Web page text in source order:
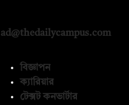
ad@thedailycampus.com
বিজ্ঞাপন
ক্যারিয়ার
টেক্সট কনভার্টার